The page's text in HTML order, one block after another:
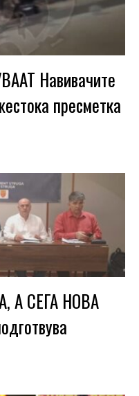
Навивачите
пресметка
А СЕГА НОВА